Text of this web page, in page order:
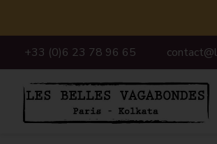
+33 (0)6 23 78 96 65